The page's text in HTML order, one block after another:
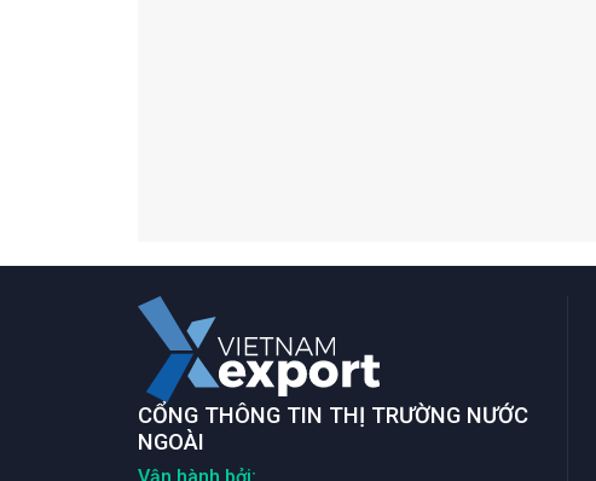
CỔNG THÔNG TIN THỊ TRƯỜNG NƯỚC
NGOÀI